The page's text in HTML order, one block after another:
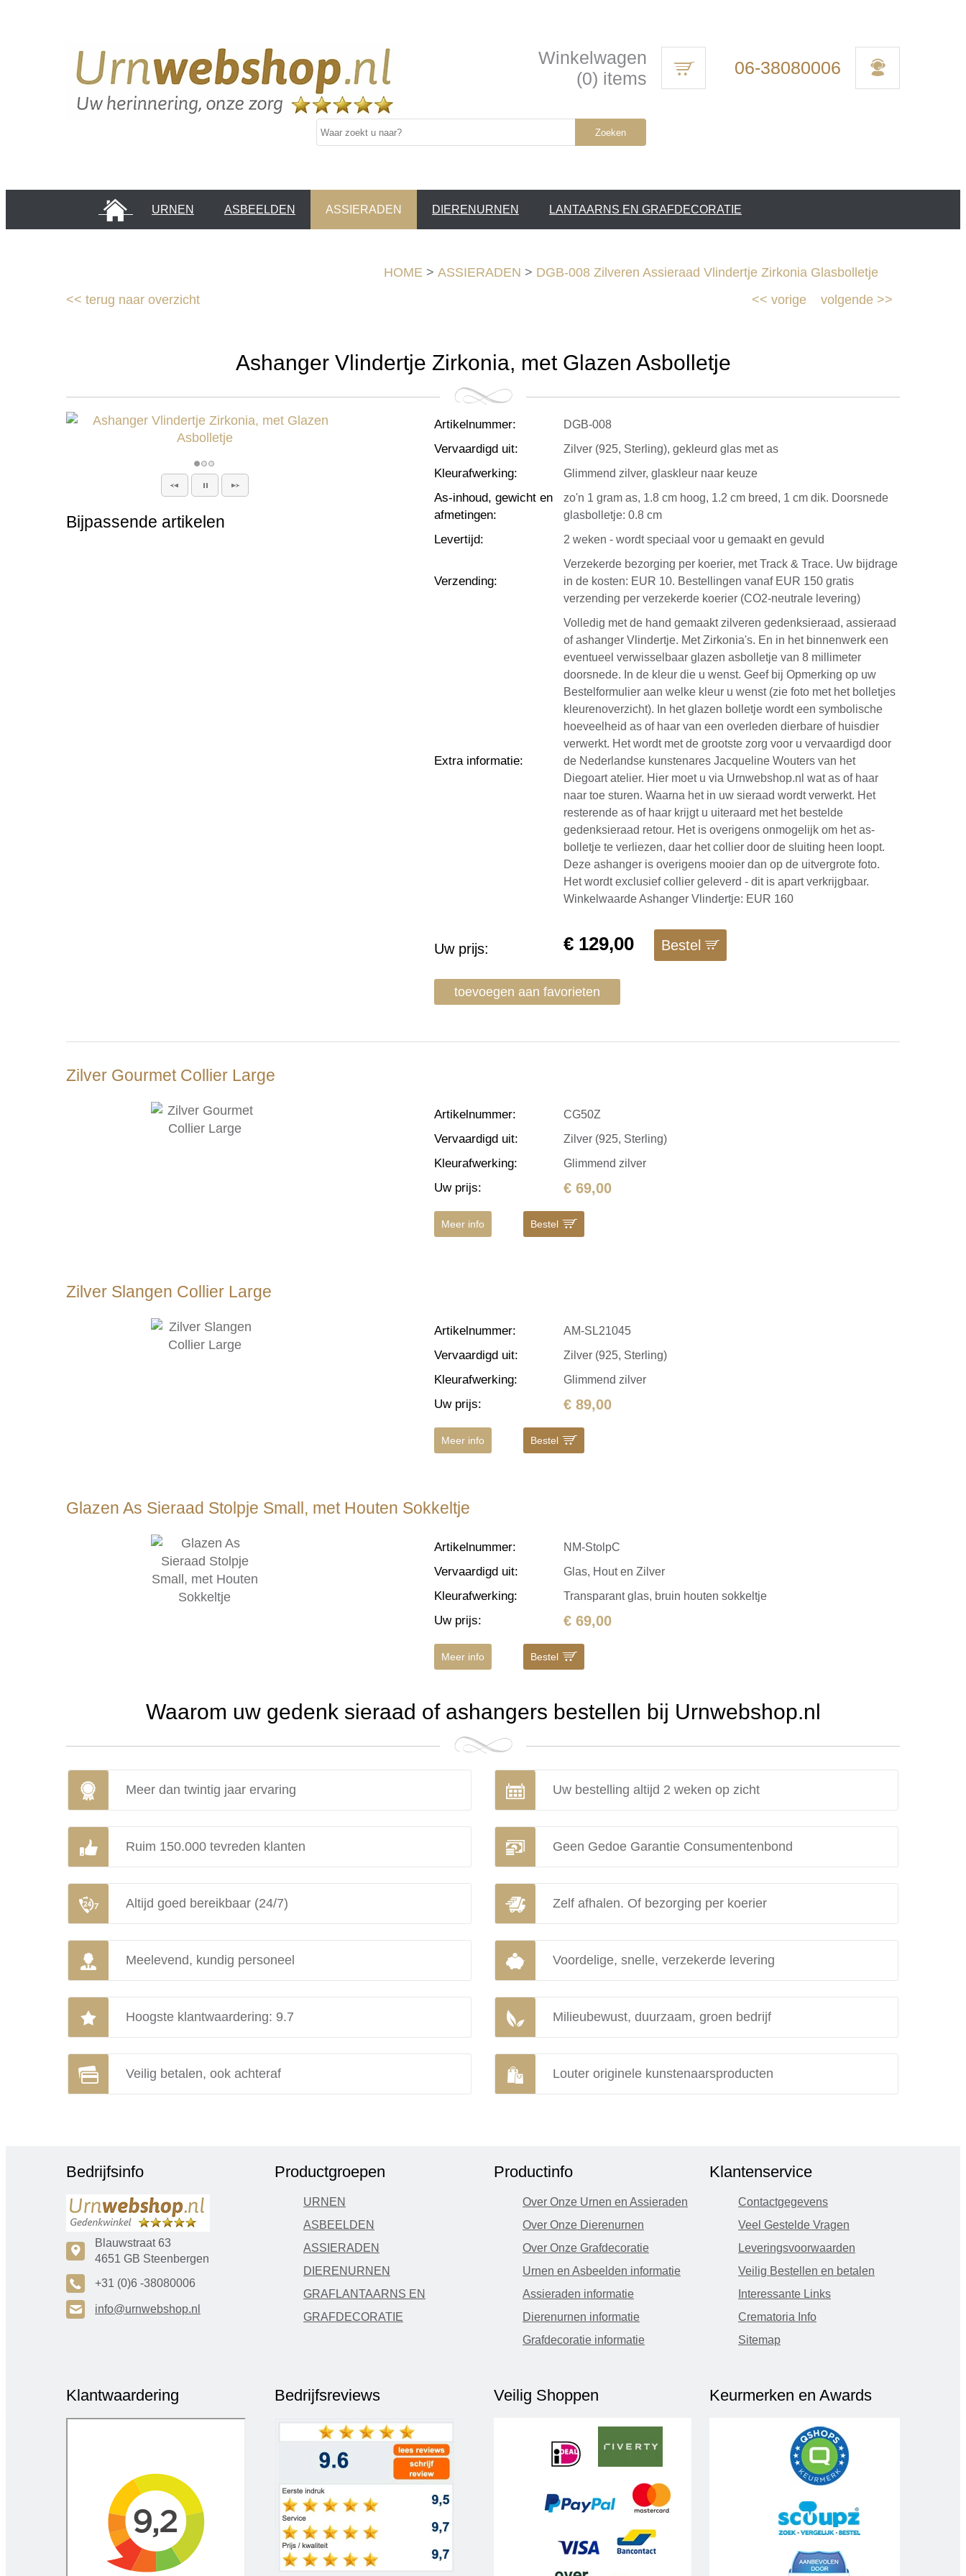
Winkelwagen
(0) items
06-38080006
Zoeken
HOME URNEN ASBEELDEN ASSIERADEN DIERENURNEN LANTAARNS EN GRAFDECORATIE
HOME > ASSIERADEN > DGB-008 Zilveren Assieraad Vlindertje Zirkonia Glasbolletje
<< terug naar overzicht volgende >>
<< vorige
Ashanger Vlindertje Zirkonia, met Glazen Asbolletje
Artikelnummer: DGB-008
Vervaardigd uit: Zilver (925, Sterling), gekleurd glas met as
Kleurafwerking: Glimmend zilver, glaskleur naar keuze
As-inhoud, gewicht en
afmetingen:
zo'n 1 gram as, 1.8 cm hoog, 1.2 cm breed, 1 cm dik. Doorsnede
glasbolletje: 0.8 cm
Levertijd: 2 weken - wordt speciaal voor u gemaakt en gevuld
Verzending:
Verzekerde bezorging per koerier, met Track & Trace. Uw bijdrage
in de kosten: EUR 10. Bestellingen vanaf EUR 150 gratis
verzending per verzekerde koerier (CO2-neutrale levering)
Extra informatie:
Volledig met de hand gemaakt zilveren gedenksieraad, assieraad
of ashanger Vlindertje. Met Zirkonia's. En in het binnenwerk een
eventueel verwisselbaar glazen asbolletje van 8 millimeter
doorsnede. In de kleur die u wenst. Geef bij Opmerking op uw
Bestelformulier aan welke kleur u wenst (zie foto met het bolletjes
kleurenoverzicht). In het glazen bolletje wordt een symbolische
hoeveelheid as of haar van een overleden dierbare of huisdier
verwerkt. Het wordt met de grootste zorg voor u vervaardigd door
de Nederlandse kunstenares Jacqueline Wouters van het
Diegoart atelier. Hier moet u via Urnwebshop.nl wat as of haar
naar toe sturen. Waarna het in uw sieraad wordt verwerkt. Het
resterende as of haar krijgt u uiteraard met het bestelde
gedenksieraad retour. Het is overigens onmogelijk om het as-
bolletje te verliezen, daar het collier door de sluiting heen loopt.
Deze ashanger is overigens mooier dan op de uitvergrote foto.
Het wordt exclusief collier geleverd - dit is apart verkrijgbaar.
Winkelwaarde Ashanger Vlindertje: EUR 160
Uw prijs: € 129,00 Bestel
toevoegen aan favorieten
Bijpassende artikelen
Zilver Gourmet Collier Large
Artikelnummer: CG50Z
Vervaardigd uit: Zilver (925, Sterling)
Kleurafwerking: Glimmend zilver
Uw prijs: € 69,00
Meer info Bestel
Zilver Slangen Collier Large
Artikelnummer: AM-SL21045
Vervaardigd uit: Zilver (925, Sterling)
Kleurafwerking: Glimmend zilver
Uw prijs: € 89,00
Meer info Bestel
Glazen As Sieraad Stolpje Small, met Houten Sokkeltje
Artikelnummer: NM-StolpC
Vervaardigd uit: Glas, Hout en Zilver
Kleurafwerking: Transparant glas, bruin houten sokkeltje
Uw prijs: € 69,00
Meer info Bestel
Waarom uw gedenk sieraad of ashangers bestellen bij Urnwebshop.nl
Meer dan twintig jaar ervaring Uw bestelling altijd 2 weken op zicht
Ruim 150.000 tevreden klanten Geen Gedoe Garantie Consumentenbond
Altijd goed bereikbaar (24/7) Zelf afhalen. Of bezorging per koerier
Meelevend, kundig personeel Voordelige, snelle, verzekerde levering
Hoogste klantwaardering: 9.7 Milieubewust, duurzaam, groen bedrijf
Veilig betalen, ook achteraf Louter originele kunstenaarsproducten
Bedrijfsinfo
c
Blauwstraat 63
4651 GB Steenbergen
A +31 (0)6 -38080006
H info@urnwebshop.nl
Productgroepen
URNEN
ASBEELDEN
ASSIERADEN
DIERENURNEN
GRAFLANTAARNS EN
GRAFDECORATIE
Productinfo
Over Onze Urnen en Assieraden
Over Onze Dierenurnen
Over Onze Grafdecoratie
Urnen en Asbeelden informatie
Assieraden informatie
Dierenurnen informatie
Grafdecoratie informatie
Klantenservice
Contactgegevens
Veel Gestelde Vragen
Leveringsvoorwaarden
Veilig Bestellen en betalen
Interessante Links
Crematoria Info
Sitemap
Klantwaardering Bedrijfsreviews Veilig Shoppen Keurmerken en Awards